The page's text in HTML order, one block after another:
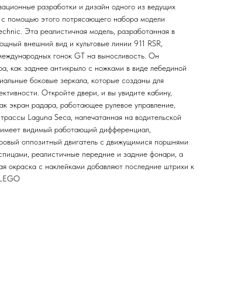
разработки и дизайн одного из ведущих
помощью этого потрясающего набора модели
Эта реалистичная модель, разработанная в
внешний вид и культовые линии 911 RSR,
гонок GT на выносливость. Он
как заднее антикрыло с ножками в виде лебединой
боковые зеркала, которые созданы для
Откройте двери, и вы увидите кабину,
экран радара, работающее рулевое управление,
Laguna Seca, напечатанная на водительской
видимый работающий дифференциал,
оппозитный двигатель с движущимися поршнями
реалистичные передние и задние фонари, а
окраска с наклейками добавляют последние штрихи к